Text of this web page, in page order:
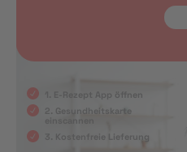
1. E-Rezept App öffnen
2. Gesundheitskarte
einscannen
3. Kostenfreie Lieferung